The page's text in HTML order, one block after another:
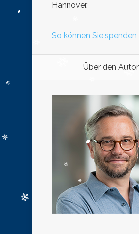
Hannover.
So können Sie spenden
Über den Autor